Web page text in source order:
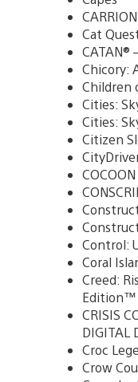
CARRION
Cat
CATAN®
Chicory:
Children
Cities:
Cities:
Citizen
COCOON
Control:
Coral
Creed:
Edition™
CRISIS
DIGITAL
Croc
Crow